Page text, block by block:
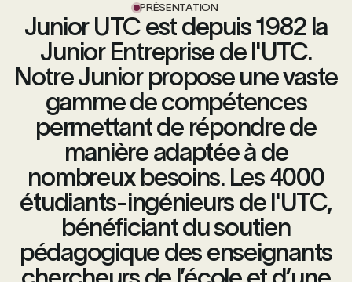
PRÉSENTATION
Junior UTC est depuis 1982 la
Junior Entreprise de l'UTC.
Notre Junior propose une vaste
gamme de compétences
permettant de répondre de
manière adaptée à de
nombreux besoins. Les 4000
étudiants-ingénieurs de l'UTC,
bénéficiant du soutien
pédagogique des enseignants